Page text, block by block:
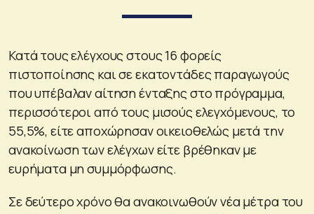
Κατά τους ελέγχους στους 16 φορείς
πιστοποίησης και σε εκατοντάδες παραγωγούς
που υπέβαλαν αίτηση ένταξης στο πρόγραμμα,
περισσότεροι από τους μισούς ελεγχόμενους, το
55,5%, είτε αποχώρησαν οικειοθελώς μετά την
ανακοίνωση των ελέγχων είτε βρέθηκαν με
ευρήματα μη συμμόρφωσης.
Σε δεύτερο χρόνο θα ανακοινωθούν νέα μέτρα του